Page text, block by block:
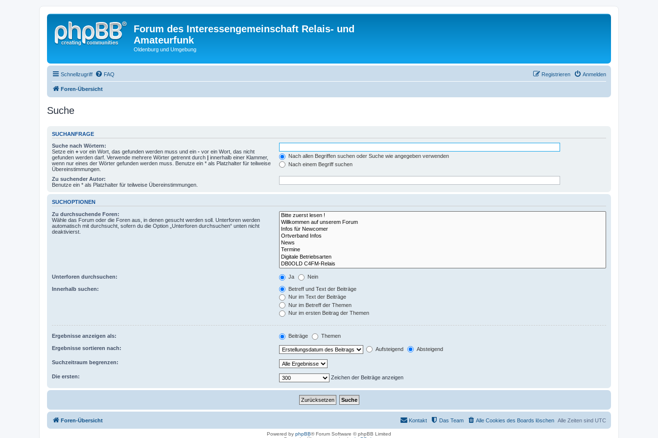
Forum des Interessengemeinschaft Relais- und
Amateurfunk
Oldenburg und Umgebung
Schnellzugriff FAQ Anmelden
Registrieren
Foren-Übersicht
Suche
SUCHANFRAGE
Suche nach Wörtern:
Setze ein + vor ein Wort, das gefunden werden muss und ein - vor ein Wort, das nicht
gefunden werden darf. Verwende mehrere Wörter getrennt durch | innerhalb einer Klammer,
wenn nur eines der Wörter gefunden werden muss. Benutze ein * als Platzhalter für teilweise
Übereinstimmungen.
Nach allen Begriffen suchen oder Suche wie angegeben verwenden
Nach einem Begriff suchen
Zu suchender Autor:
Benutze ein * als Platzhalter für teilweise Übereinstimmungen.
SUCHOPTIONEN
Zu durchsuchende Foren:
Wähle das Forum oder die Foren aus, in denen gesucht werden soll. Unterforen werden
automatisch mit durchsucht, sofern du die Option „Unterforen durchsuchen“ unten nicht
deaktivierst.
Unterforen durchsuchen: Ja Nein
Innerhalb suchen:
Betreff und Text der Beiträge
Nur im Text der Beiträge
Nur im Betreff der Themen
Nur im ersten Beitrag der Themen
Ergebnisse anzeigen als: Beiträge Themen
Ergebnisse sortieren nach: Aufsteigend Absteigend
Suchzeitraum begrenzen:
Die ersten: Zeichen der Beiträge anzeigen
Foren-Übersicht Alle Zeiten sind UTC
Alle Cookies des Boards löschen
Das Team
Kontakt
Powered by phpBB® Forum Software © phpBB Limited